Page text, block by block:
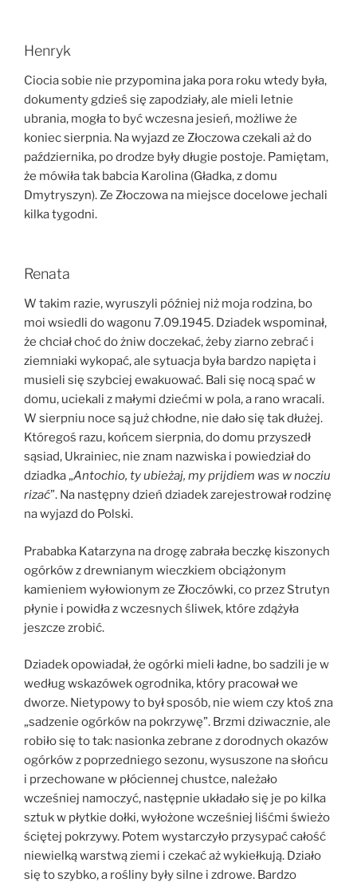
Henryk
Ciocia sobie nie przypomina jaka pora roku wtedy była,
dokumenty gdzieś się zapodziały, ale mieli letnie
ubrania, mogła to być wczesna jesień, możliwe że
koniec sierpnia. Na wyjazd ze Złoczowa czekali aż do
października, po drodze były długie postoje. Pamiętam,
że mówiła tak babcia Karolina (Gładka, z domu
Dmytryszyn). Ze Złoczowa na miejsce docelowe jechali
kilka tygodni.
Renata
W takim razie, wyruszyli później niż moja rodzina, bo
moi wsiedli do wagonu 7.09.1945. Dziadek wspominał,
że chciał choć do żniw doczekać, żeby ziarno zebrać i
ziemniaki wykopać, ale sytuacja była bardzo napięta i
musieli się szybciej ewakuować. Bali się nocą spać w
domu, uciekali z małymi dziećmi w pola, a rano wracali.
W sierpniu noce są już chłodne, nie dało się tak dłużej.
Któregoś razu, końcem sierpnia, do domu przyszedł
sąsiad, Ukrainiec, nie znam nazwiska i powiedział do
dziadka „Antochio, ty ubieżaj, my prijdiem was w nocziu
rizać”. Na następny dzień dziadek zarejestrował rodzinę
na wyjazd do Polski.
Prababka Katarzyna na drogę zabrała beczkę kiszonych
ogórków z drewnianym wieczkiem obciążonym
kamieniem wyłowionym ze Złoczówki, co przez Strutyn
płynie i powidła z wczesnych śliwek, które zdążyła
jeszcze zrobić.
Dziadek opowiadał, że ogórki mieli ładne, bo sadzili je w
według wskazówek ogrodnika, który pracował we
dworze. Nietypowy to był sposób, nie wiem czy ktoś zna
„sadzenie ogórków na pokrzywę”. Brzmi dziwacznie, ale
robiło się to tak: nasionka zebrane z dorodnych okazów
ogórków z poprzedniego sezonu, wysuszone na słońcu
i przechowane w płóciennej chustce, należało
wcześniej namoczyć, następnie układało się je po kilka
sztuk w płytkie dołki, wyłożone wcześniej liśćmi świeżo
ściętej pokrzywy. Potem wystarczyło przysypać całość
niewielką warstwą ziemi i czekać aż wykiełkują. Działo
się to szybko, a rośliny były silne i zdrowe. Bardzo